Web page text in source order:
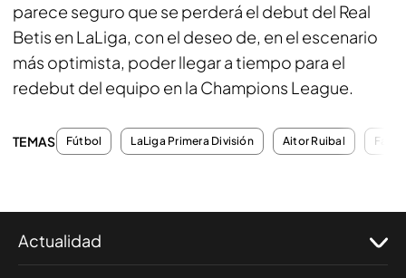
parece seguro que se perderá el debut del Real
Betis en LaLiga, con el deseo de, en el escenario
más optimista, poder llegar a tiempo para el
redebut del equipo en la Champions League.
TEMAS Fútbol LaLiga Primera División Aitor Ruibal
Actualidad